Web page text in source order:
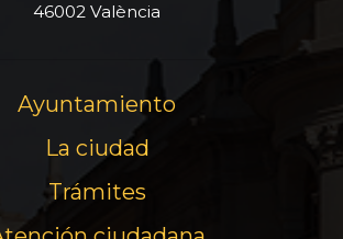
46002 València
Ayuntamiento
La ciudad
Trámites